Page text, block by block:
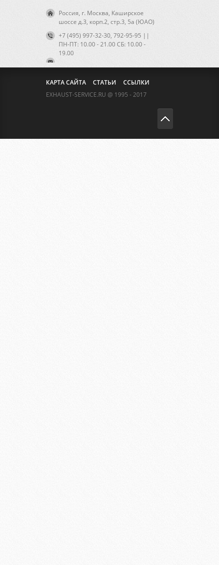
Россия, г. Москва, Каширское
шоссе д.3, корп.2, стр.3, 5а (ЮАО)
+7 (495) 997-32-30, 792-95-95 ||
ПН-ПТ: 10.00 - 21.00 CБ: 10.00 -
19.00
КАРТА САЙТА СТАТЬИ
ССЫЛКИ
EXHAUST-SERVICE.RU @ 1995 - 2017